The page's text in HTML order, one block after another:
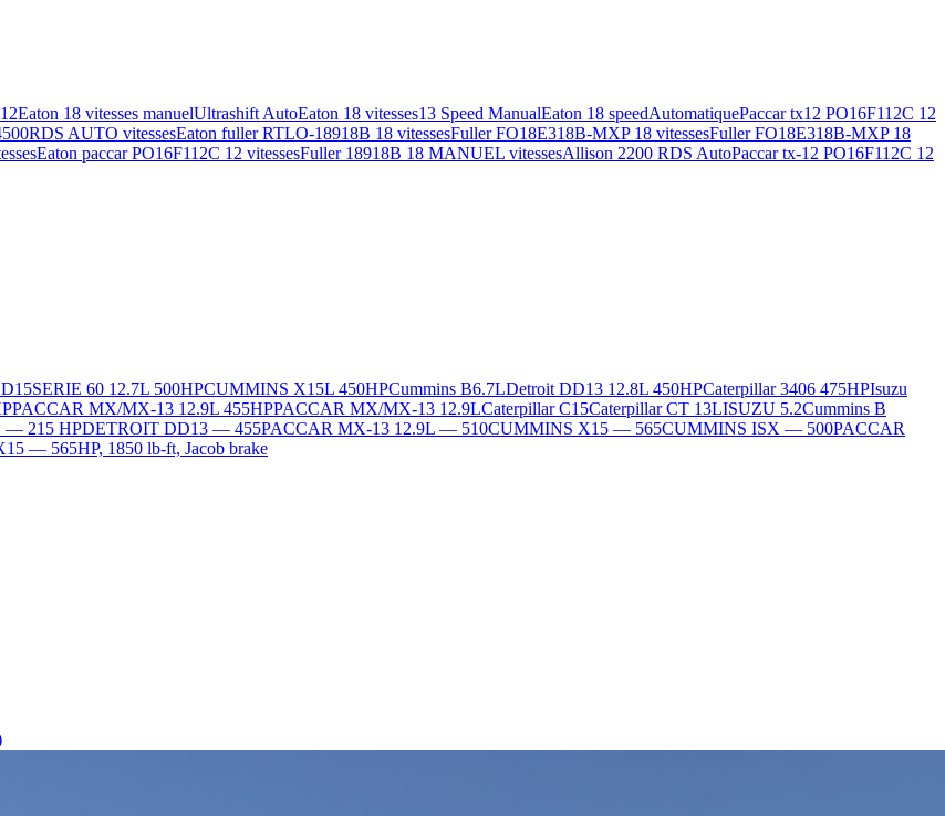
Eaton 18 vitesses manuelUltrashift AutoEaton 18 vitesses13 Speed ManualEaton 18 speedAutomatiquePaccar tx12 PO16F112C 12
AUTO vitessesEaton fuller RTLO-18918B 18 vitessesFuller FO18E318B-MXP 18 vitessesFuller FO18E318B-MXP 18
Eaton paccar PO16F112C 12 vitessesFuller 18918B 18 MANUEL vitessesAllison 2200 RDS AutoPaccar tx-12 PO16F112C 12
SERIE 60 12.7L 500HPCUMMINS X15L 450HPCummins B6.7LDetroit DD13 12.8L 450HPCaterpillar 3406 475HPIsuzu
PACCAR MX/MX-13 12.9L 455HPPACCAR MX/MX-13 12.9LCaterpillar C15Caterpillar CT 13LISUZU 5.2Cummins B
— 215 HPDETROIT DD13 — 455PACCAR MX-13 12.9L — 510CUMMINS X15 — 565CUMMINS ISX — 500PACCAR
— 565HP, 1850 lb-ft, Jacob brake